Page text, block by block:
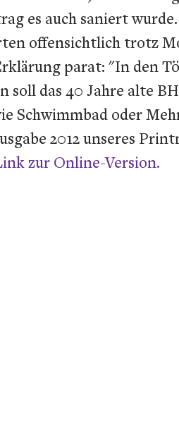
es auch saniert
offensichtlich trotz
parat: "In den
soll das 40 Jahre alte
Schwimmbad oder
2012 unseres
zur Online-Version.